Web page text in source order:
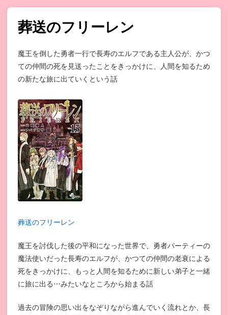
葬送のフリーレン
魔王を倒した勇者一行で長寿のエルフである主人公が、かつ
ての仲間の死を見送ったことをきっかけに、人間を知るため
の新たな旅に出ていくという話
葬送のフリーレン
魔王を討伐した後の平和になった世界で、勇者パーティーの
魔法使いだった長寿のエルフが、かつての仲間の老衰による
死をきっかけに、もっと人間を知るために新しい弟子と一緒
に旅に出る⋯みたいなところから始まる話
過去の冒険の思い出をなぞりながら進んでいく流れとか、長